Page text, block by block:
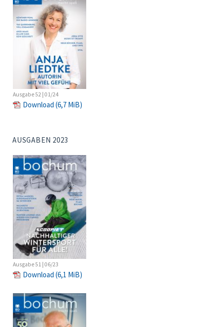
Ausgabe 52 | 01/24
Download (6,7 MiB)
AUSGABEN 2023
Ausgabe 51 | 06/23
Download (6,1 MiB)